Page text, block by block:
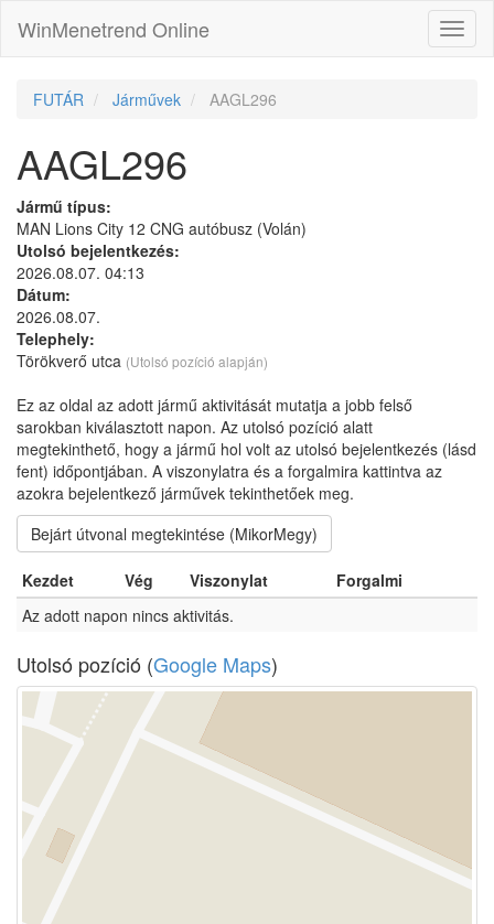
WinMenetrend Online
FUTÁR Járművek AAGL296
AAGL296
Jármű típus:
MAN Lions City 12 CNG autóbusz (Volán)
Utolsó bejelentkezés:
2026.08.07. 04:13
Dátum:
2026.08.07.
Telephely:
Törökverő utca (Utolsó pozíció alapján)
Ez az oldal az adott jármű aktivitását mutatja a jobb felső
sarokban kiválasztott napon. Az utolsó pozíció alatt
megtekinthető, hogy a jármű hol volt az utolsó bejelentkezés (lásd
fent) időpontjában. A viszonylatra és a forgalmira kattintva az
azokra bejelentkező járművek tekinthetőek meg.
Bejárt útvonal megtekintése (MikorMegy)
Kezdet Vég Viszonylat
Forgalmi
Az adott napon nincs aktivitás.
Utolsó pozíció (Google Maps)